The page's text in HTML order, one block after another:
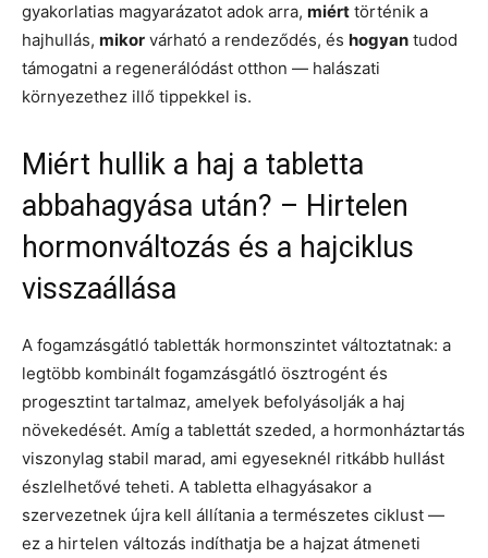
gyakorlatias magyarázatot adok arra, miért történik a
hajhullás, mikor várható a rendeződés, és hogyan tudod
támogatni a regenerálódást otthon — halászati
környezethez illő tippekkel is.
Miért hullik a haj a tabletta
abbahagyása után? – Hirtelen
hormonváltozás és a hajciklus
visszaállása
A fogamzásgátló tabletták hormonszintet változtatnak: a
legtöbb kombinált fogamzásgátló ösztrogént és
progesztint tartalmaz, amelyek befolyásolják a haj
növekedését. Amíg a tablettát szeded, a hormonháztartás
viszonylag stabil marad, ami egyeseknél ritkább hullást
észlelhetővé teheti. A tabletta elhagyásakor a
szervezetnek újra kell állítania a természetes ciklust —
ez a hirtelen változás indíthatja be a hajzat átmeneti